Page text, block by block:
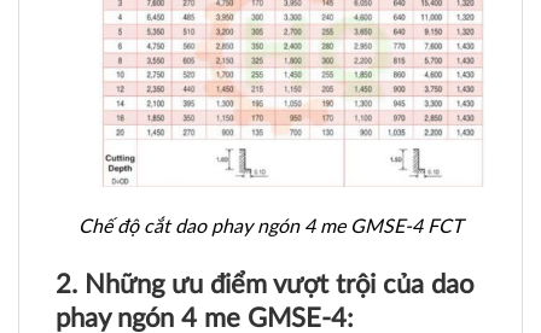
Chế độ cắt dao phay ngón 4 me GMSE-4 FCT
2. Những ưu điểm vượt trội của dao
phay ngón 4 me GMSE-4: